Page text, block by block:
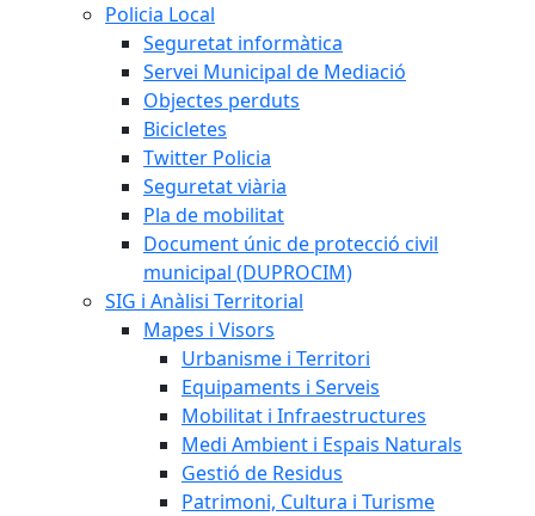
Policia Local
Seguretat informàtica
Servei Municipal de Mediació
Objectes perduts
Bicicletes
Twitter Policia
Seguretat viària
Pla de mobilitat
Document únic de protecció civil
municipal (DUPROCIM)
SIG i Anàlisi Territorial
Mapes i Visors
Urbanisme i Territori
Equipaments i Serveis
Mobilitat i Infraestructures
Medi Ambient i Espais Naturals
Gestió de Residus
Patrimoni, Cultura i Turisme